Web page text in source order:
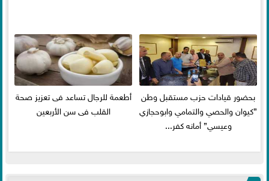
بحضور قيادات حزب مستقبل وطن
”كيوان والحصي والتمامي وابوحجازي
وعيسي” أمانه كفر...
أطعمة للرجال تساعد فى تعزيز صحة
القلب فى سن الأربعين